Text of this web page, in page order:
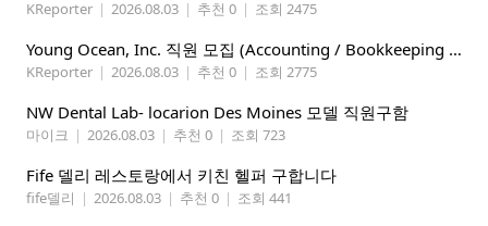
KReporter | 2026.08.03 | 추천 0 | 조회 2475
Young Ocean, Inc. 직원 모집 (Accounting / Bookkeeping 분야)
KReporter | 2026.08.03 | 추천 0 | 조회 2775
NW Dental Lab- locarion Des Moines 모델 직원구함
마이크 | 2026.08.03 | 추천 0 | 조회 723
Fife 델리 레스토랑에서 키친 헬퍼 구합니다
fife델리 | 2026.08.03 | 추천 0 | 조회 441